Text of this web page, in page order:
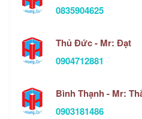
0835904625
Thủ Đức - Mr: Đạt
0904712881
Bình Thạnh - Mr:
0903181486